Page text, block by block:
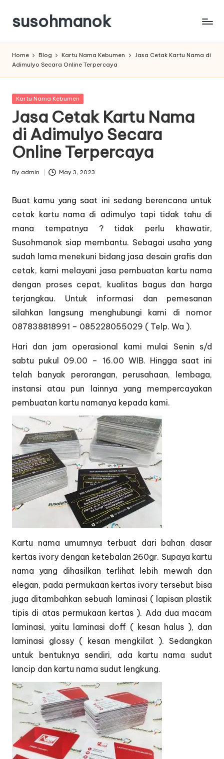
Skip
content
susohmanok
Home Blog Kartu Nama Kebumen
Jasa Cetak Kartu Nama di
Adimulyo Secara Online Terpercaya
Posted
Kartu Nama Kebumen
Jasa Cetak Kartu Nama
di Adimulyo Secara
Online Terpercaya
Posted
By admin May 3, 2023
Buat kamu yang saat ini sedang berencana untuk
cetak kartu nama di adimulyo tapi tidak tahu di
mana tempatnya ? tidak perlu khawatir,
Susohmanok siap membantu. Sebagai usaha yang
sudah lama menekuni bidang jasa desain grafis dan
cetak, kami melayani jasa pembuatan kartu nama
dengan proses cepat, kualitas bagus dan harga
terjangkau. Untuk informasi dan pemesanan
silahkan langsung menghubungi kami di nomor
087838818991 – 085228055029 ( Telp. Wa ).
Hari dan jam operasional kami mulai Senin s/d
sabtu pukul 09.00 – 16.00 WIB. Hingga saat ini
telah banyak perorangan, perusahaan, lembaga,
instansi atau pun lainnya yang mempercayakan
pembuatan kartu namanya kepada kami.
Kartu nama umumnya terbuat dari bahan dasar
kertas ivory dengan ketebalan 260gr. Supaya kartu
nama yang dihasilkan terlihat lebih mewah dan
elegan, pada permukaan kertas ivory tersebut bisa
juga ditambahkan sebuah laminasi ( lapisan plastik
tipis di atas permukaan kertas ). Ada dua macam
laminasi, yaitu laminasi doff ( kesan halus ), dan
laminasi glossy ( kesan mengkilat ). Sedangkan
untuk bentuknya sendiri, ada kartu nama sudut
lancip dan kartu nama sudut lengkung.